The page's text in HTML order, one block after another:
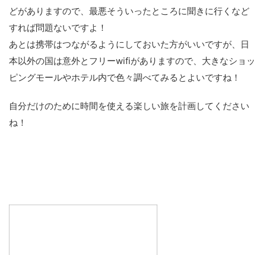
どがありますので、最悪そういったところに聞きに行くなど
すれば問題ないですよ！
あとは携帯はつながるようにしておいた方がいいですが、日
本以外の国は意外とフリーwifiがありますので、大きなショッ
ピングモールやホテル内で色々調べてみるとよいですね！
自分だけのために時間を使える楽しい旅を計画してください
ね！